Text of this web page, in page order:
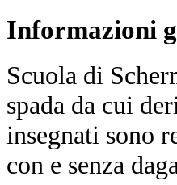
Informazioni
Scuola di
spada da cui
insegnati sono
con e senza